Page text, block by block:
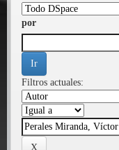
por
Filtros actuales: